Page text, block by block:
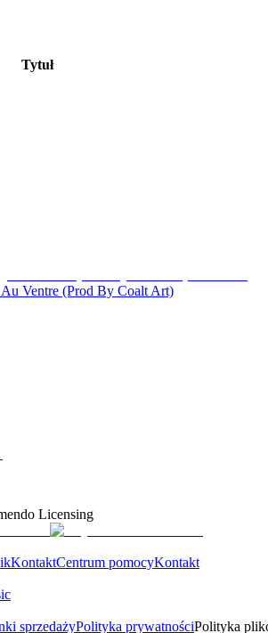
Tytuł
Ventre (Prod By Coalt Art)
Licensing
KontaktCentrum pomocyKontakt
sprzedażyPolityka prywatnościPolityka